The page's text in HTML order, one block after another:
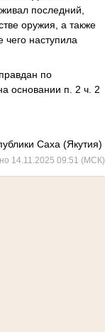
последний,
оружия, а также
чего наступила
по
основании п. 2 ч. 2
Саха (Якутия)
14.11.2025 09:51 (МСК)